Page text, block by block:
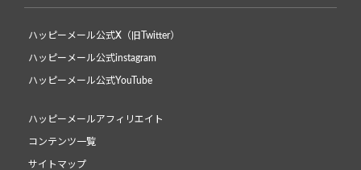
ハッピーメール公式X（旧Twitter）
ハッピーメール公式instagram
ハッピーメール公式YouTube
ハッピーメールアフィリエイト
コンテンツ一覧
サイトマップ